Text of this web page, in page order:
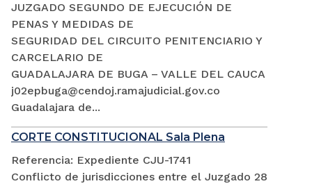
JUZGADO SEGUNDO DE EJECUCIÓN DE
PENAS Y MEDIDAS DE
SEGURIDAD DEL CIRCUITO PENITENCIARIO Y
CARCELARIO DE
GUADALAJARA DE BUGA – VALLE DEL CAUCA
j02epbuga@cendoj.ramajudicial.gov.co
Guadalajara de...
CORTE CONSTITUCIONAL Sala Plena
Referencia: Expediente CJU-1741
Conflicto de jurisdicciones entre el Juzgado 28